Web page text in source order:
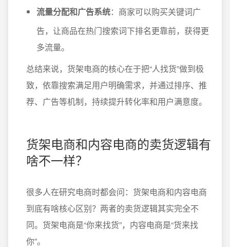
流量分配和广告系统：商家可以购买关键词广
告，让商品在热门搜索词下排名更靠前，获得更
多流量。
总结来说，货架电商的核心在于把“人找货”做到极
致，依靠搜索满足用户明确需求，并通过排序、推
荐、广告等机制，持续提升转化率和用户满意度。
货架电商和内容电商的卖货逻辑有
啥不一样？
很多人在研究电商时都会问：货架电商和内容电商
到底有啥核心区别？两者的卖货逻辑其实完全不
同。货架电商是“你来找货”，内容电商是“货来找
你”。